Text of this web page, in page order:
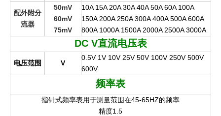
配外附分
流器
50mV
60mV
75mV
10A 15A 20A 30A 40A 50A 60A 100A
150A 200A 250A 300A 400A 500A 600A
800A 1000A 1500A 2000A 2500A 3000A
DC V直流电压表
电压范围 V
0.5V 1V 10V 25V 50V 100V 250V 500V
600V
频率表
指针式频率表用于测量范围在45-65HZ的频率
精度1.5